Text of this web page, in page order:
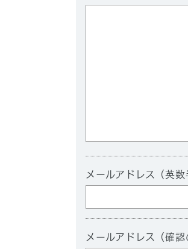
メールアドレス（英数
メールアドレス（確